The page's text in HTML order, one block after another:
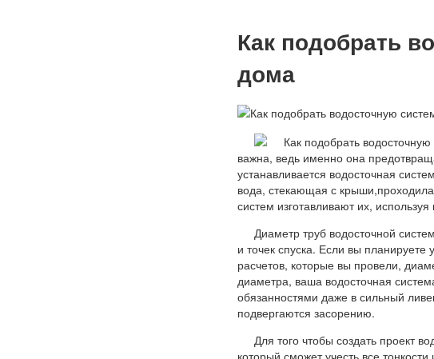
Как подобрать
дома
важна, ведь именно она
устанавливается водосточная
вода, стекающая с
систем изготавливают их,
Диаметр труб водосточной
и точек спуска. Если вы планируете
расчетов, которые вы провели,
диаметра, ваша водосточная
обязанностями даже в сильный
подвергаются засорению.
Для того чтобы создать проект
который сможет учесть все